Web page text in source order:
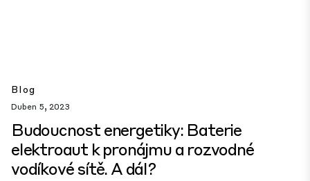
Blog
Duben 5, 2023
Budoucnost energetiky: Baterie
elektroaut k pronájmu a rozvodné
vodíkové sítě. A dál?